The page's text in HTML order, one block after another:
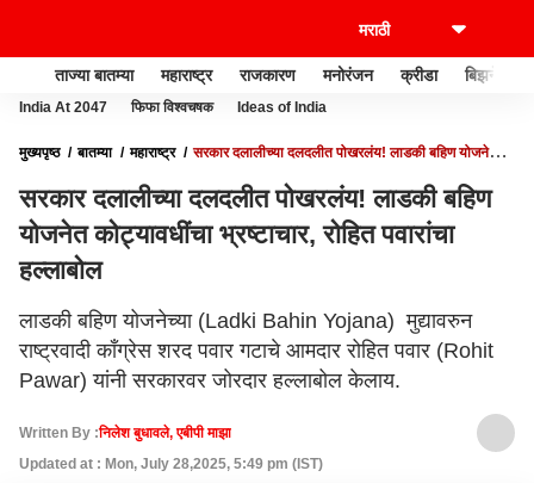
ताज्या बातम्या महाराष्ट्र राजकारण मनोरंजन क्रीडा बिझनेस
India At 2047 फिफा विश्वचषक Ideas of India
मुख्यपृष्ठ बातम्या महाराष्ट्र
सरकार दलालीच्या दलदलीत पोखरलंय! लाडकी बहिण योजनेत
सरकार दलालीच्या दलदलीत पोखरलंय! लाडकी बहिण
योजनेत कोट्यावधींचा भ्रष्टाचार, रोहित पवारांचा
हल्लाबोल
लाडकी बहिण योजनेच्या (Ladki Bahin Yojana) मुद्यावरुन
राष्ट्रवादी काँग्रेस शरद पवार गटाचे आमदार रोहित पवार (Rohit
Pawar) यांनी सरकारवर जोरदार हल्लाबोल केलाय.
Written By :निलेश बुधावले, एबीपी माझा
Updated at : Mon, July 28,2025, 5:49 pm (IST)